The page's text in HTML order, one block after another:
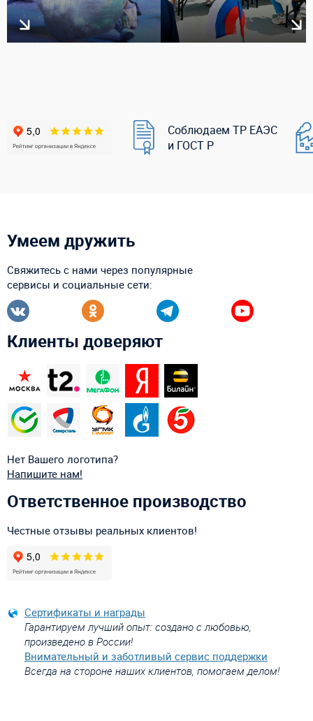
Соблюдаем ТР ЕАЭС
и ГОСТ Р
Умеем дружить
Свяжитесь с нами через популярные
сервисы и социальные сети:
Клиенты доверяют
Нет Вашего логотипа?
Напишите нам!
Ответственное производство
Честные отзывы реальных клиентов!
Сертификаты и награды
Гарантируем лучший опыт: создано с любовью,
произведено в России!
Внимательный и заботливый сервис поддержки
Всегда на стороне наших клиентов, помогаем делом!